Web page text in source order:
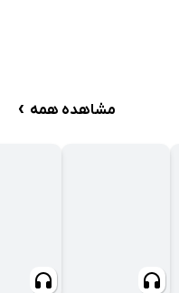
مشاهده همه ›